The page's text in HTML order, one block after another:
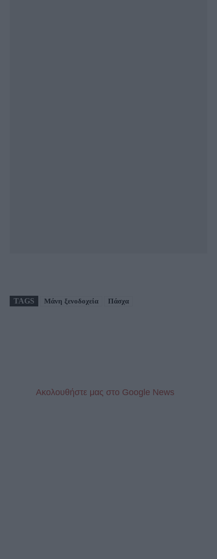
TAGS Μάνη ξενοδοχεία Πάσχα
Aκολουθήστε μας στo Google News